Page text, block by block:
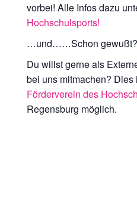
vorbei! Alle Infos dazu
Hochschulsports!
…und……Schon gewußt?
Du willst gerne als
bei uns mitmachen? Dies
Förderverein des
Regensburg möglich.